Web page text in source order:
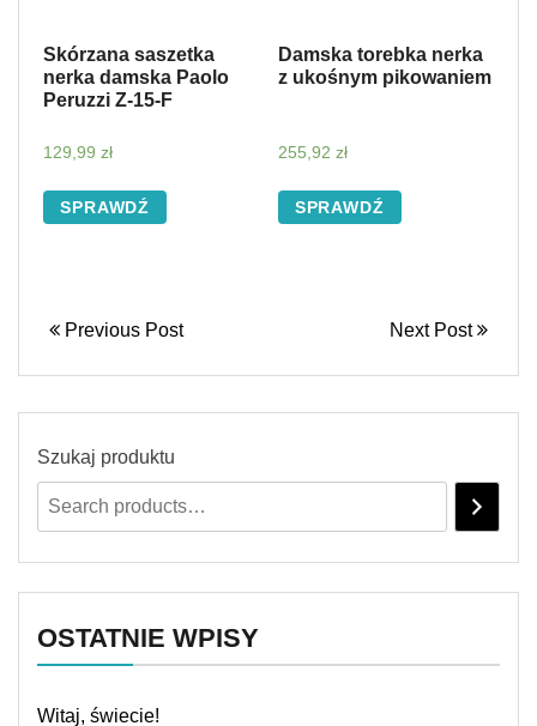
Skórzana saszetka
nerka damska Paolo
Peruzzi Z-15-F
129,99 zł
SPRAWDŹ
Damska torebka nerka
z ukośnym pikowaniem
255,92 zł
SPRAWDŹ
Previous Post Next Post
Szukaj produktu
OSTATNIE WPISY
Witaj, świecie!